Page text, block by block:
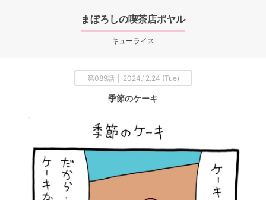
まぼろしの喫茶店ポヤル
キューライス
第089話 │ 2024.12.24 (Tue)
季節のケーキ